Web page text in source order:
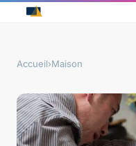
Accueil›Maison